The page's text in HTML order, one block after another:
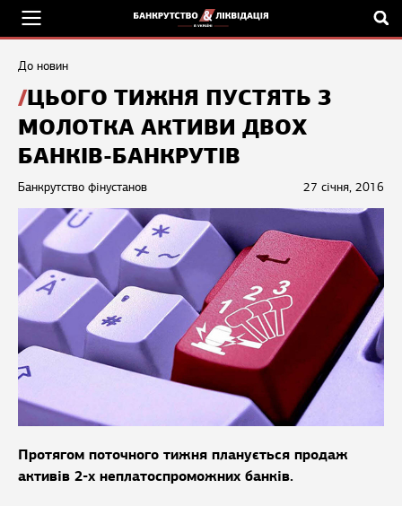
До новин
ЦЬОГО ТИЖНЯ ПУСТЯТЬ З
МОЛОТКА АКТИВИ ДВОХ
БАНКІВ-БАНКРУТІВ
27 січня, 2016
Банкрутство фінустанов
Протягом поточного тижня планується продаж
активів 2-х неплатоспроможних банків.